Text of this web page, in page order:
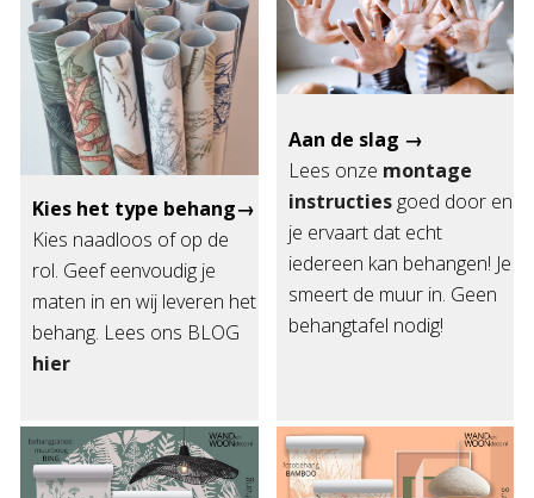
Kies het type behang→
Kies naadloos of op de
rol. Geef eenvoudig je
maten in en wij leveren het
behang. Lees ons BLOG
hier
Aan de slag →
Lees onze montage
instructiesgoed door en
je ervaart dat echt
iedereen kan behangen! Je
smeert de muur in. Geen
behangtafel nodig!